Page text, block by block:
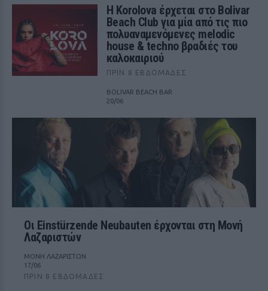
Η Korolova έρχεται στο Bolivar
Beach Club για μία από τις πιο
πολυαναμενόμενες melodic
house & techno βραδιές του
καλοκαιριού
ΠΡΙΝ 8 ΕΒΔΟΜΆΔΕΣ
BOLIVAR BEACH BAR
20/06
Οι Einstürzende Neubauten έρχονται στη Μονή
Λαζαριστών
ΜΟΝΗ ΛΑΖΑΡΙΣΤΩΝ
17/06
ΠΡΙΝ 8 ΕΒΔΟΜΆΔΕΣ